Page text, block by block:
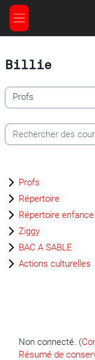
Passer au contenu
Panneau latéral
Billie
Catégories de cours
Rechercher des cours
Profs
Répertoire
Répertoire enfance
Ziggy
BAC A SABLE
Actions culturelles
Non connecté. (
Résumé de